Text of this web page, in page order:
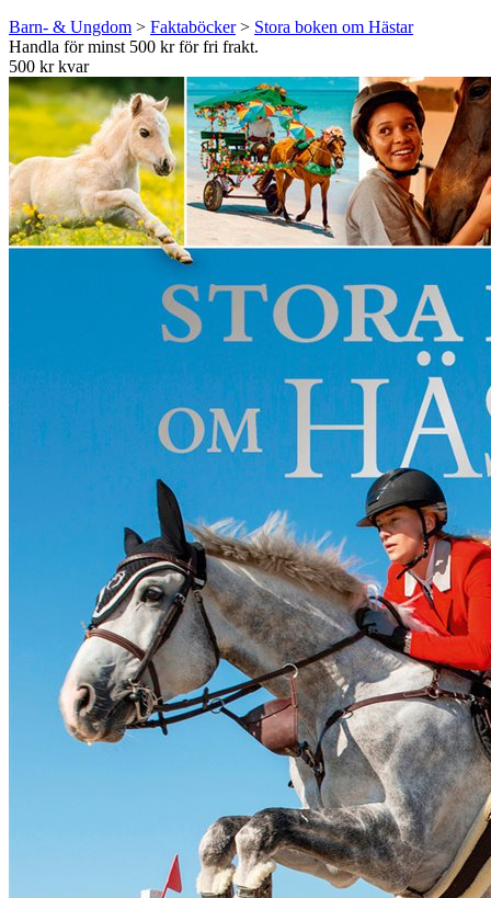
Barn- & Ungdom > Faktaböcker> Stora boken om Hästar
Handla för minst 500 kr för fri frakt.
500 kr kvar